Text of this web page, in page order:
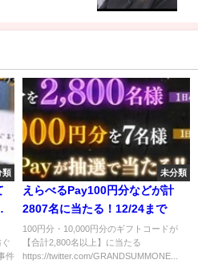
類
件
未分類
えらべるPay100円分などが計
2807名に当たる！12/24まで
100円分・10,000円分のギフトコードが
【合計2,800名以上】に当たる
https://twitter.com/GRANDSUMMONE...